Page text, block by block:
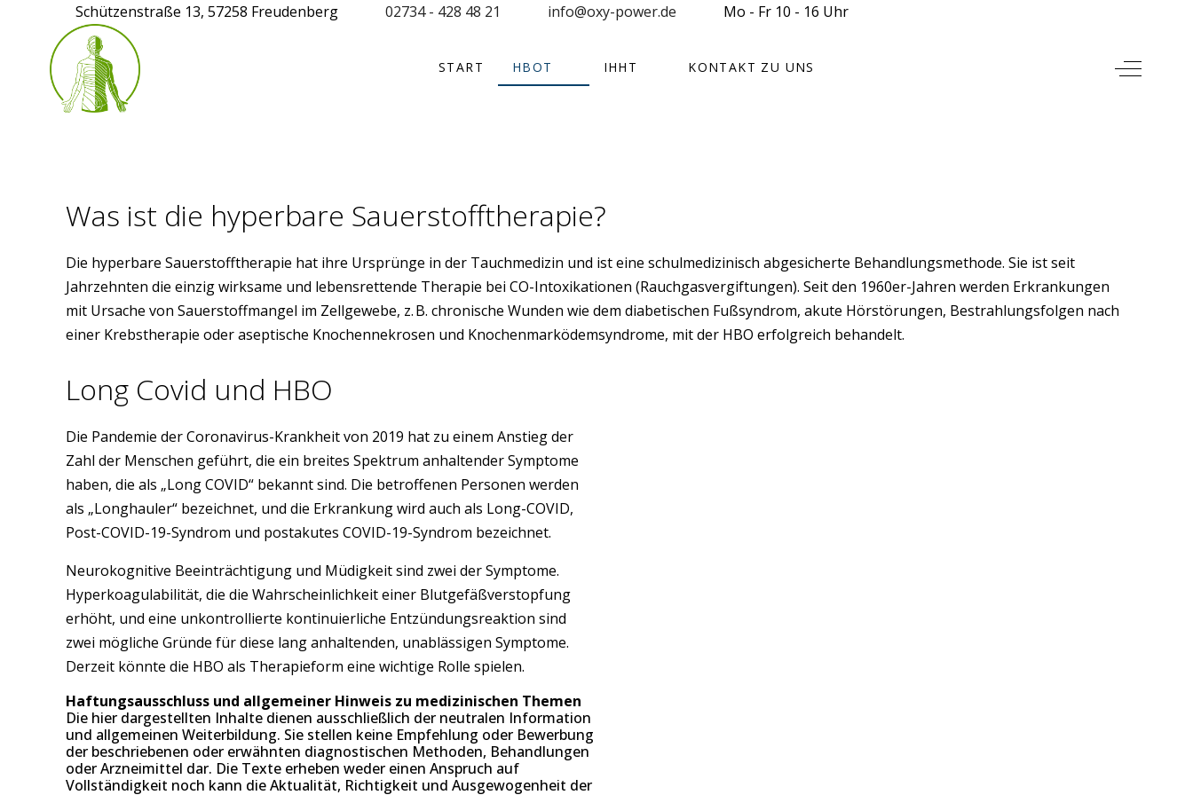
Schützenstraße 13, 57258 Freudenberg 02734 - 428 48 21 info@oxy-power.de Mo - Fr 10 - 16 Uhr
START HBOT IHHT KONTAKT ZU UNS Off-
Was ist die hyperbare Sauerstofftherapie?
Die hyperbare Sauerstofftherapie hat ihre Ursprünge in der Tauchmedizin und ist eine schulmedizinisch abgesicherte Behandlungsmethode. Sie ist seit
Jahrzehnten die einzig wirksame und lebensrettende Therapie bei CO-Intoxikationen (Rauchgasvergiftungen). Seit den 1960er-Jahren werden Erkrankungen
mit Ursache von Sauerstoffmangel im Zellgewebe, z. B. chronische Wunden wie dem diabetischen Fußsyndrom, akute Hörstörungen, Bestrahlungsfolgen nach
einer Krebstherapie oder aseptische Knochennekrosen und Knochenmarködemsyndrome, mit der HBO erfolgreich behandelt.
Long Covid und HBO
Die Pandemie der Coronavirus-Krankheit von 2019 hat zu einem Anstieg der
Zahl der Menschen geführt, die ein breites Spektrum anhaltender Symptome
haben, die als „Long COVID“ bekannt sind. Die betroffenen Personen werden
als „Longhauler“ bezeichnet, und die Erkrankung wird auch als Long-COVID,
Post-COVID-19-Syndrom und postakutes COVID-19-Syndrom bezeichnet.
Neurokognitive Beeinträchtigung und Müdigkeit sind zwei der Symptome.
Hyperkoagulabilität, die die Wahrscheinlichkeit einer Blutgefäßverstopfung
erhöht, und eine unkontrollierte kontinuierliche Entzündungsreaktion sind
zwei mögliche Gründe für diese lang anhaltenden, unablässigen Symptome.
Derzeit könnte die HBO als Therapieform eine wichtige Rolle spielen.
Haftungsausschluss und allgemeiner Hinweis zu medizinischen Themen
Die hier dargestellten Inhalte dienen ausschließlich der neutralen Information
und allgemeinen Weiterbildung. Sie stellen keine Empfehlung oder Bewerbung
der beschriebenen oder erwähnten diagnostischen Methoden, Behandlungen
oder Arzneimittel dar. Die Texte erheben weder einen Anspruch auf
Vollständigkeit noch kann die Aktualität, Richtigkeit und Ausgewogenheit der